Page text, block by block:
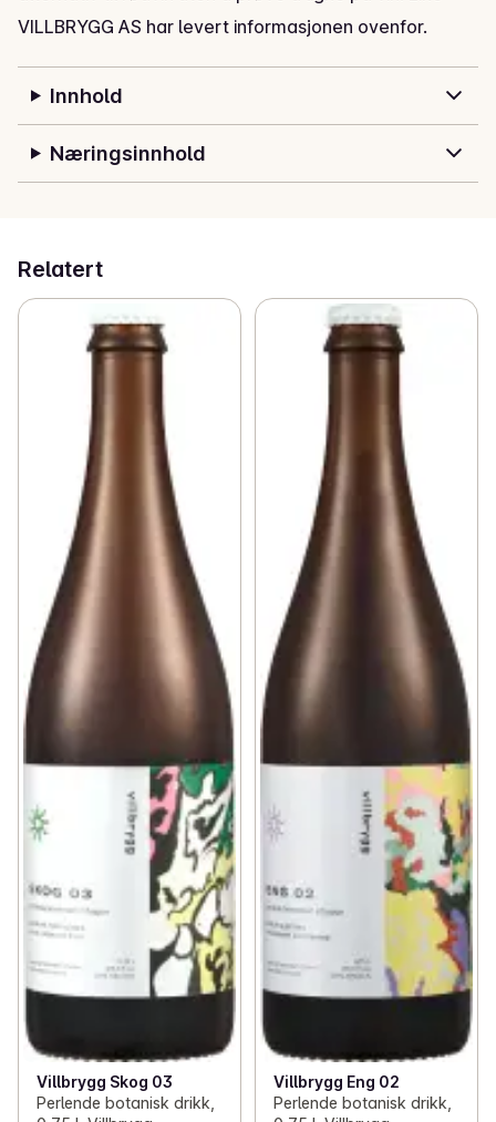
god til piknik som til peiskos.
Kompleksiteten i drikken gjør den perfekt til mat.
Utmerket til vilt, grillmat og sjokoladedesserter.
VILLBRYGG AS har levert informasjonen ovenfor.
Innhold
Næringsinnhold
Relatert
Villbrygg Skog 03
Perlende botanisk drikk,
Villbrygg Eng 02
Perlende botanisk drikk,